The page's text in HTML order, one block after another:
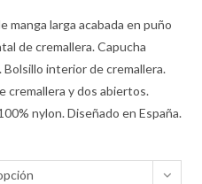
manga larga acabada en puño
de cremallera. Capucha
interior de cremallera.
cremallera y dos abiertos.
nylon. Diseñado en España.